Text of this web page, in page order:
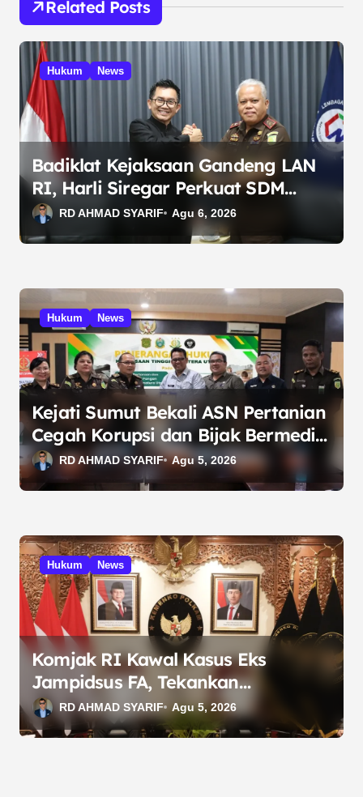
a
s
i
p
o
Related Posts
Hukum News
Badiklat Kejaksaan Gandeng LAN
RI, Harli Siregar Perkuat SDM
Penegak Hukum
RD AHMAD SYARIF Agu 6, 2026
Hukum News
Kejati Sumut Bekali ASN Pertanian
Cegah Korupsi dan Bijak Bermedia
SosialRD AHMAD SYARIF Agu 5, 2026
Hukum News
Komjak RI Kawal Kasus Eks
Jampidsus FA, Tekankan
Transparansi dan Independensi
RD AHMAD SYARIF Agu 5, 2026